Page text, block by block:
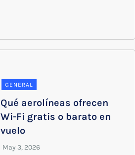
GENERAL
Qué aerolíneas ofrecen
Wi-Fi gratis o barato en
vuelo